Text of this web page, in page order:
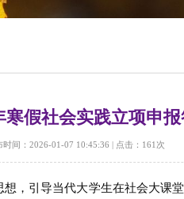
寒假社会实践立项申
时间：2026-01-07 10:45:36 点击： 161次
，引导当代大学生在社会大课